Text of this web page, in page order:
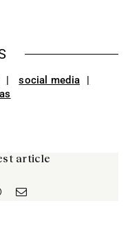
social media
article
WhatsApp
Correo